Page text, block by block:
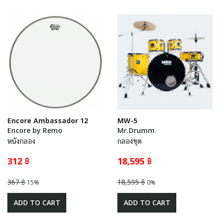
Encore Ambassador 12
Encore by Remo
หนังกลอง
312 ฿
367 ฿ 15%
ADD TO CART
MW-5
Mr.Drumm
กลองชุด
18,595 ฿
18,595 ฿ 0%
ADD TO CART